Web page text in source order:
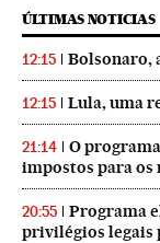
ÚLTIMAS NOTICIAS
12:15 Bolsonaro,
12:15 Lula, uma
21:14
O
impostos para os
20:55
Programa
privilégios legais